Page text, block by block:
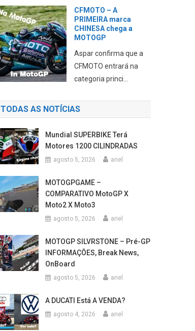
CFMOTO – A
PRIMEIRA marca
CHINESA chega a
MOTOGP
Aspar confirma que a
CFMOTO entrará na
categoria princi...
TODAS AS NOTÍCIAS
Mundial SUPERBIKE Terá
Motores 1200 CILINDRADAS
agosto 5, 2026 ariel
MOTOGPGAME –
COMPARATIVO MotoGP X
Moto2 X Moto3
agosto 5, 2026 ariel
MOTOGP SILVRSTONE – Pré-GP
INFORMAÇÔES, Break News,
OnBoard
agosto 5, 2026 ariel
A DUCATI Está A VENDA?
agosto 4, 2026 ariel